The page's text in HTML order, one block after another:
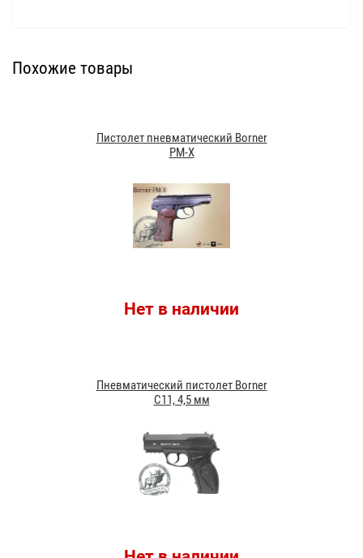
Похожие товары
Пистолет пневматический Borner
PM-X
Нет в наличии
Пневматический пистолет Borner
C11, 4,5 мм